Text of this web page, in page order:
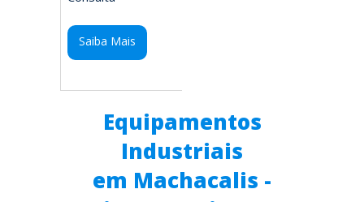
Saiba Mais
Equipamentos
Industriais
em Machacalis -